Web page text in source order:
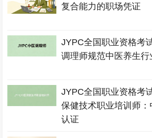
复合能力的职场凭证
JYPC全国职业资格考
调理师规范中医养生
JYPC全国职业资格考
保健技术职业培训师
认证